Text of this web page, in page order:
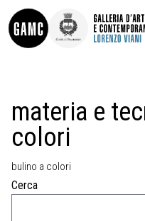
CONTATTI
DIDATTICA
SHOP
LE COLLEZIONI
GLI AUTORI
materia e
colori
bulino a colori
Cerca